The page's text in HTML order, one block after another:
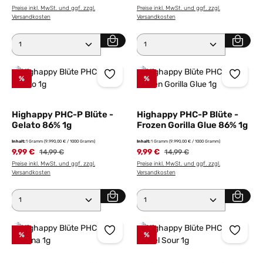
Preise inkl. MwSt. und ggf. zzgl.
Versandkosten
Produkt Anzahl: Gib den gewünschten Wert ein
Preise inkl. MwSt. und ggf. zzgl.
Versandkosten
Produkt Anzahl: Gib den
%
Highappy PHC-P Blüte -
Gelato 86% 1g
Inhalt:1 Gramm (9.990,00 € / 1000 Gramm)
9,99 € Regulärer Preis:
14,99 €
Preise inkl. MwSt. und ggf. zzgl.
Versandkosten
Produkt Anzahl: Gib den gewünschten Wert ein
%
Highappy PHC-P Blüte -
Frozen Gorilla Glue 86% 1g
Inhalt:1 Gramm (9.990,00 € / 1000 Gramm)
9,99 € Regulärer Preis:
14,99 €
Preise inkl. MwSt. und ggf. zzgl.
Versandkosten
Produkt Anzahl: Gib den
% %